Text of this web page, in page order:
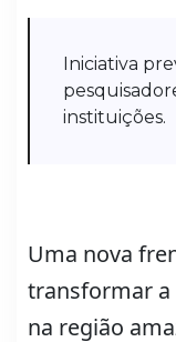
Iniciativa
instituições.
Uma nova
transformar a
na região